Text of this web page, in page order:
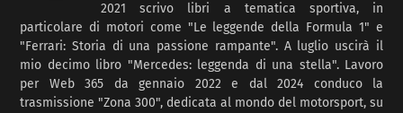
2021 scrivo libri a tematica sportiva, in
particolare di motori come "Le leggende della Formula 1" e
"Ferrari: Storia di una passione rampante". A luglio uscirà il
mio decimo libro "Mercedes: leggenda di una stella". Lavoro
per Web 365 da gennaio 2022 e dal 2024 conduco la
trasmissione "Zona 300", dedicata al mondo del motorsport, su